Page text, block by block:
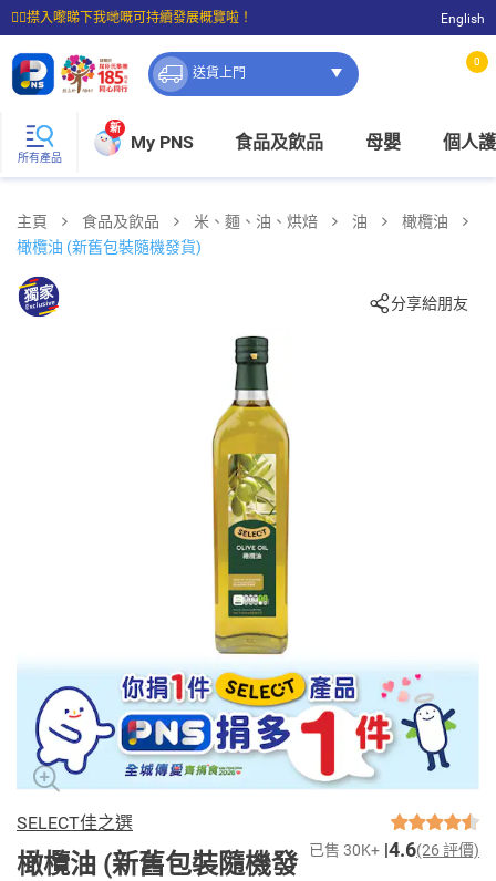
☝🏼㩒入嚟睇下我哋嘅可持續發展概覽啦！
⭐購物滿$399即享免費送貨；滿$100即可免費店取。
English
送貨上門
0
所有產品
新
My PNS 食品及飲品 母嬰 個人
主頁 食品及飲品 米、麵、油、烘焙 油
橄欖油
橄欖油 (新舊包裝隨機發貨)
分享給朋友
SELECT佳之選
橄欖油 (新舊包裝隨機發
已售 30K+ 4.6(26 評價)